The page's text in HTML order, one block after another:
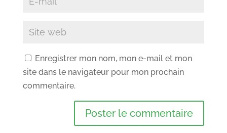
Enregistrer mon nom, mon e-mail et mon
site dans le navigateur pour mon prochain
commentaire.